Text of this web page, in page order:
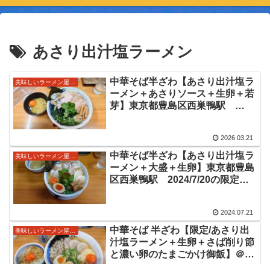
あさり出汁塩ラーメン
中華そば半ざわ【あさり出汁塩ラ
ーメン＋あさりソース＋生卵＋若
芽】東京都豊島区西巣鴨駅
2026.03.21
美味しいラーメン屋さん
中華そば半ざわ【あさり出汁塩ラ
ーメン＋大盛＋生卵】東京都豊島
区西巣鴨駅 2024/7/20の限定あ
2024.07.21
中華そば 半ざわ【限定/あさり出
汁塩ラーメン＋生卵＋さば削り節
と濃い卵のたまごかけ御飯】＠東